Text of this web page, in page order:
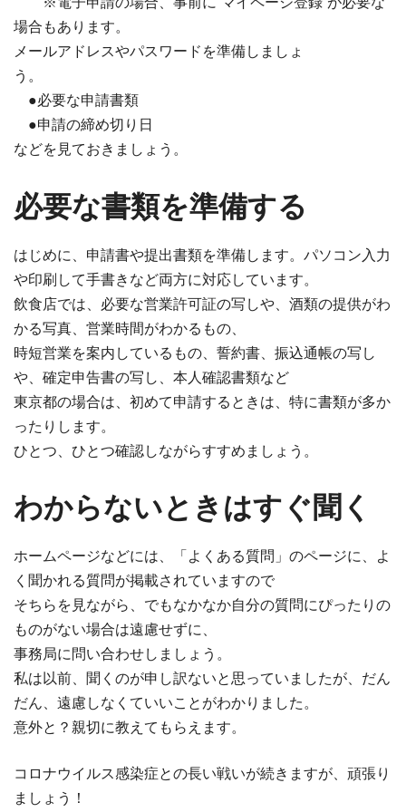
場合もあります。
メールアドレスやパスワードを準備しましょ
う。
●必要な申請書類
●申請の締め切り日
などを見ておきましょう。
必要な書類を準備する
はじめに、申請書や提出書類を準備します。パソコン入力
や印刷して手書きなど両方に対応しています。
飲食店では、必要な営業許可証の写しや、酒類の提供がわ
かる写真、営業時間がわかるもの、
時短営業を案内しているもの、誓約書、振込通帳の写し
や、確定申告書の写し、本人確認書類など
東京都の場合は、初めて申請するときは、特に書類が多か
ったりします。
ひとつ、ひとつ確認しながらすすめましょう。
わからないときはすぐ聞く
ホームページなどには、「よくある質問」のページに、よ
く聞かれる質問が掲載されていますので
そちらを見ながら、でもなかなか自分の質問にぴったりの
ものがない場合は遠慮せずに、
事務局に問い合わせしましょう。
私は以前、聞くのが申し訳ないと思っていましたが、だん
だん、遠慮しなくていいことがわかりました。
意外と？親切に教えてもらえます。
コロナウイルス感染症との長い戦いが続きますが、頑張り
ましょう！